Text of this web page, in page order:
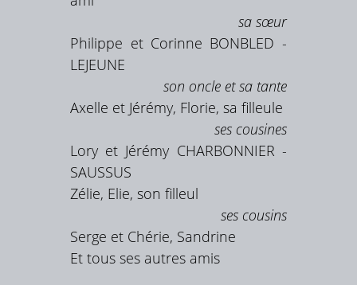
sa sœur
Philippe et Corinne BONBLED -
LEJEUNE
son oncle et sa tante
Axelle et Jérémy, Florie, sa filleule
ses cousines
Lory et Jérémy CHARBONNIER -
SAUSSUS
Zélie, Elie, son filleul
ses cousins
Serge et Chérie, Sandrine
Et tous ses autres amis